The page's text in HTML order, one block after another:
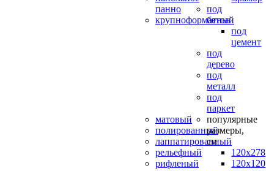
панно
крупноформатный
под
бетон
под
цемент
под
дерево
под
металл
под
паркет
матовый
полированный
лаппатированный
рельефный
рифленый
популярные
размеры,
см
120х278
120х120